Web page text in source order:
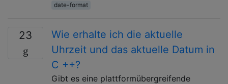
date-format
23
Wie erhalte ich die aktuelle
Uhrzeit und das aktuelle Datum in
C ++?
Gibt es eine plattformübergreifende